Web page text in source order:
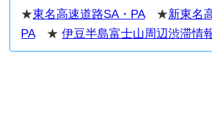
★東名高速道路SA・PA★新東名
PA★伊豆半島富士山周辺渋滞情